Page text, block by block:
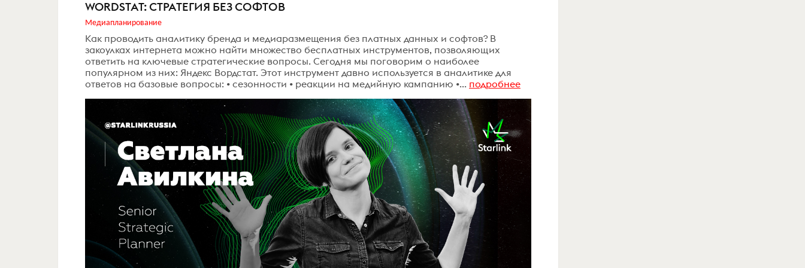
WORDSTAT: СТРАТЕГИЯ БЕЗ СОФТОВ
Медиапланирование
Как проводить аналитику бренда и медиаразмещения без платных данных и софтов? В
закоулках интернета можно найти множество бесплатных инструментов, позволяющих
ответить на ключевые стратегические вопросы. Сегодня мы поговорим о наиболее
популярном из них: Яндекс Вордстат. Этот инструмент давно используется в аналитике для
ответов на базовые вопросы: • сезонности • реакции на медийную кампанию •... подробнее